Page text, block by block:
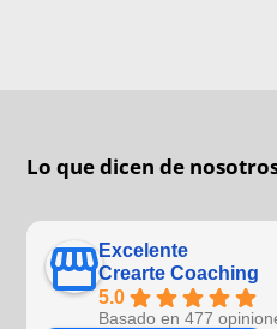
Lo que dicen de
Excelente
Crearte Coaching
5.0
Basado en 477